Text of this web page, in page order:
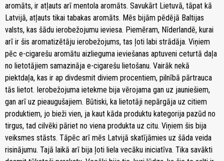
aromāts, ir atļauts arī mentola aromāts. Savukārt Lietuvā, tāpat kā
Latvijā, atļauts tikai tabakas aromāts. Mēs bijām pēdējā Baltijas
valsts, kas šādu ierobežojumu ieviesa. Piemēram, Nīderlandē, kurai
arī ir šis aromatizētāju ierobežojums, tas ļoti labi strādāja. Viņiem
pēc e-cigarešu aromātu aizlieguma ieviešanas aptuveni ceturtā daļa
no lietotājiem samazināja e-cigarešu lietošanu. Vairāk nekā
piektdaļa, kas ir ap divdesmit diviem procentiem, pilnībā pārtrauca
tās lietot. Ierobežojuma ietekme bija vērojama gan uz jauniešiem,
gan arī uz pieaugušajiem. Būtiski, ka lietotāji nepārgāja uz citiem
produktiem, jo bieži vien, ja kaut kāda produktu kategorija pazūd no
tirgus, tad cilvēki pāriet no viena produkta uz citu. Viņiem šis bija
veiksmes stāsts. Tāpēc arī mēs Latvijā skatījāmies uz šāda veida
risinājumu. Tajā laikā arī bija ļoti liela vecāku iniciatīva. Tika savākti